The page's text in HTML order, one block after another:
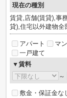
現在の種別
賃貸,店舗(賃貸),事
貸),住宅以外建物全
アパート
マ
一戸建て
▼賃料
～
敷金・保証金な